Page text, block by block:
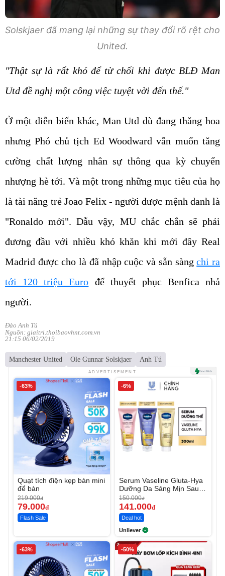
Solskjaer đã mang lại những sự thay đổi rõ rệt cho
United.
"Thật sự là rất khó để từ chối khi được BLĐ Man
Utd đề nghị một công việc tuyệt vời đến thế."
Ở một diễn biến khác, Man Utd dù đang thăng hoa
nhưng Phó chủ tịch Ed Woodward vẫn muốn tăng
cường chất lượng nhân sự thông qua kỳ chuyển
nhượng hè tới. Và một trong những mục tiêu của họ
là tài năng trẻ Joao Felix - người được mệnh danh là
"Ronaldo mới". Dẫu vậy, MU chắc chắn sẽ phải
đương đầu với nhiều khó khăn khi mới đây Real
Madrid được cho là đã nhập cuộc và sẵn sàngchi ra
tới 120 triệu Euro để thuyết phục Benfica nhả
người.
Đào Anh Tú
Nguồn: giaitri.thoibaovhnt.com.vn
21:15 06/02/2019
Manchester United Ole Gunnar Solskjaer Anh Tú
ADVERTISEMENT
-63%
Quạt tích điện kẹp bàn mini
để bàn
219.000đ
79.000đ
Flash Sale
-6%
Serum Vaseline Gluta-Hya
Dưỡng Da Sáng Mịn Sau 7
Ngày
150.000đ
141.000đ
Deal hot
Unilever
-63% -50%